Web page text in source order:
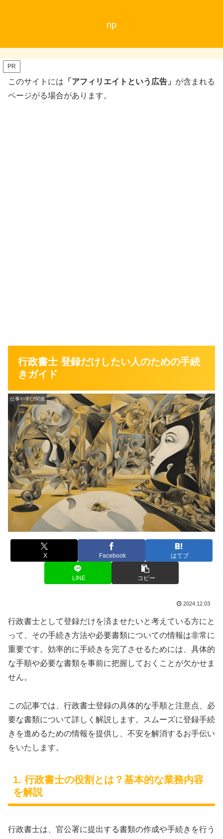
np
PR
このサイトには 「アフィリエイトという広告」 が含まれる
ページがる場合があります。
行政書士 登録だけしたい人のための手続
きガイド
仕事や学び関係
X Facebook はてブ
LINE コピー
2024.12.03
行政書士として登録だけを済ませたいと考えている方にと
って、その手続き方法や必要書類についての情報は非常に
重要です。効率的に手続きを完了させるためには、具体的
な手順や必要な書類を事前に把握しておくことが欠かせま
せん。
この記事では、行政書士登録の具体的な手順と注意点、必
要な書類について詳しく解説します。スムーズに登録手続
きを進めるための情報を提供し、不安を解消するお手伝い
をいたします。
1. 行政書士の役割とは？基本的な業務内容
を解説
行政書士は、官公署に提出する書類の作成や手続きを行う